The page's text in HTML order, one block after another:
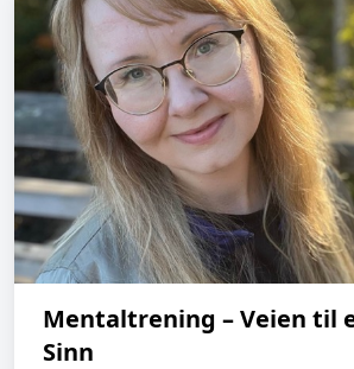
Mentaltrening – Veien til
Sinn